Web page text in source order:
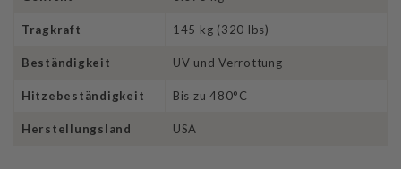
Tragkraft 145 kg (320 lbs)
Beständigkeit UV und Verrottung
Hitzebeständigkeit Bis zu 480°C
Herstellungsland USA